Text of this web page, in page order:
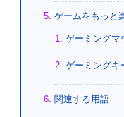
ゲームをもっと
ゲーミングマ
ゲーミングキ
関連する用語